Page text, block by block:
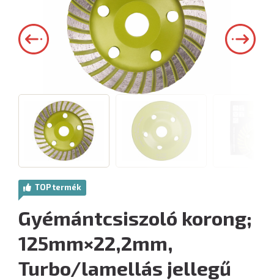
TOP termék
Gyémántcsiszoló korong;
125mm×22,2mm,
Turbo/lamellás jellegű